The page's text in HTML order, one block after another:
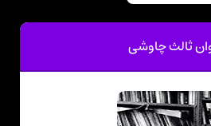
ثالث چاوشی